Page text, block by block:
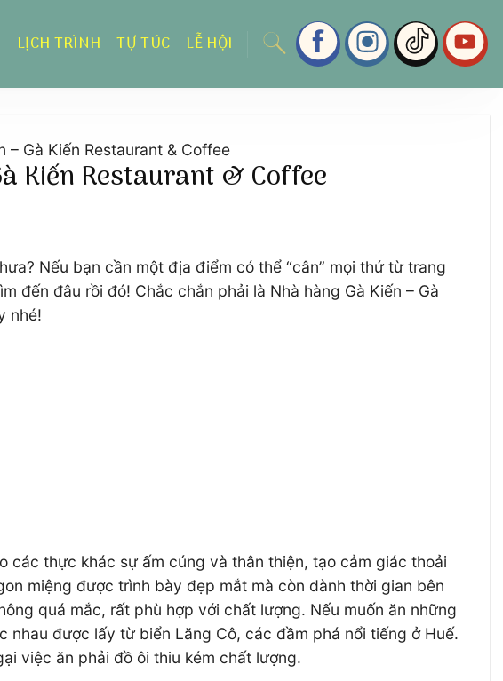
LỊCH TRÌNH TỰ TÚC LỄ HỘI
Gà Kiến Restaurant & Coffee
Kiến Restaurant & Coffee
Nếu bạn cần một địa điểm có thể “cân” mọi thứ từ trang
đến đâu rồi đó! Chắc chắn phải là Nhà hàng Gà Kiến – Gà
nhé!
các thực khác sự ấm cúng và thân thiện, tạo cảm giác thoải
miệng được trình bày đẹp mắt mà còn dành thời gian bên
quá mắc, rất phù hợp với chất lượng. Nếu muốn ăn những
nhau được lấy từ biển Lăng Cô, các đầm phá nổi tiếng ở Huế.
việc ăn phải đồ ôi thiu kém chất lượng.